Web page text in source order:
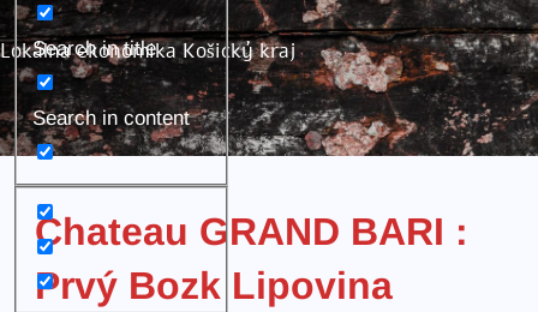
Search in title
Search in content
Lokálna ekonomika Košický kraj
Chateau GRAND BARI :
Prvý Bozk Lipovina